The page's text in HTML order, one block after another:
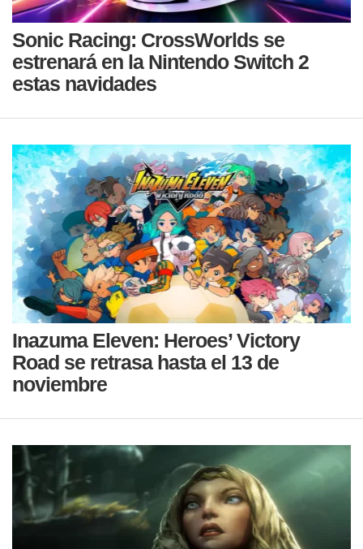
Sonic Racing: CrossWorlds se
estrenará en la Nintendo Switch 2
estas navidades
Inazuma Eleven: Heroes’ Victory
Road se retrasa hasta el 13 de
noviembre